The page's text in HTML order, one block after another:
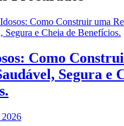
Como
Segura e